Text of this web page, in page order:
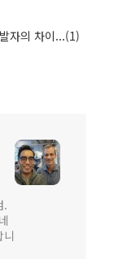
자의 차이...(1)
.